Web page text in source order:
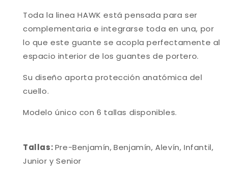
Toda la linea HAWK está pensada para ser
complementaria e integrarse toda en una, por
lo que este guante se acopla perfectamente al
espacio interior de los guantes de portero.
Su diseño aporta protección anatómica del
cuello.
Modelo único con 6 tallas disponibles.
Tallas:Pre-Benjamín, Benjamín, Alevín, Infantil,
Junior y Senior